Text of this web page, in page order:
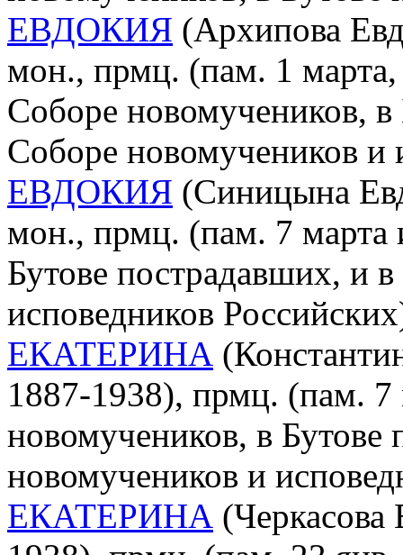
ЕВДОКИЯ (Архипова
мон., прмц. (пам. 1 марта,
Соборе новомучеников,
Соборе новомучеников и
ЕВДОКИЯ (Синицына
мон., прмц. (пам. 7 марта
Бутове пострадавших, и
исповедников
ЕКАТЕРИНА
1887-1938), прмц. (пам. 7
новомучеников, в
новомучеников и
ЕКАТЕРИНА